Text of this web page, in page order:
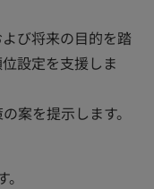
び将来の目的を踏
設定を支援しま
案を提示します。